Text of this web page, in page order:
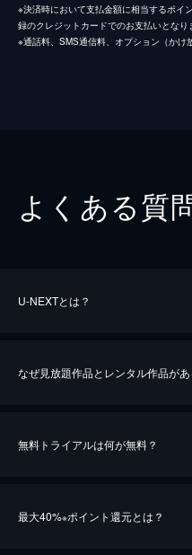
※決済時において支払金額に相当するポイ
録のクレジットカードでのお支払いとなり
※通話料、SMS通信料、オプション（かけ
よくある質
U-NEXTとは？
なぜ見放題作品とレンタル作品があ
無料トライアルは何が無料？
最大40%※ポイント還元とは？